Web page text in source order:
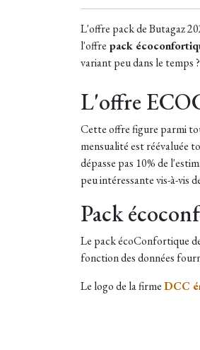
L'offre pack de Butagaz
l'offre pack
variant peu dans le temps ?
L'offre
Cette offre figure parmi
mensualité est réévaluée
dépasse pas 10% de
peu intéressante vis-à-vis
Pack
Le pack écoConfortique
fonction des données
Le logo de la firmeDCC